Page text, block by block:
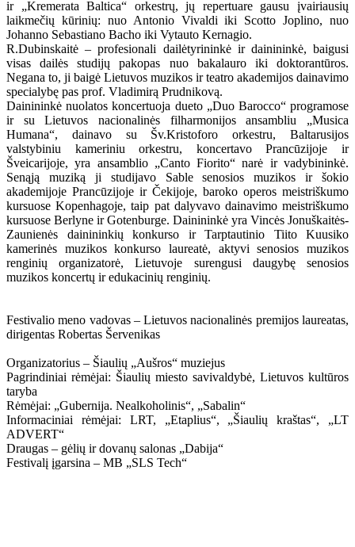
ir „Kremerata Baltica“ orkestrų, jų repertuare gausu įvairiausių
laikmečių kūrinių: nuo Antonio Vivaldi iki Scotto Joplino, nuo
Johanno Sebastiano Bacho iki Vytauto Kernagio.
R.Dubinskaitė – profesionali dailėtyrininkė ir dainininkė, baigusi
visas dailės studijų pakopas nuo bakalauro iki doktorantūros.
Negana to, ji baigė Lietuvos muzikos ir teatro akademijos dainavimo
specialybę pas prof. Vladimirą Prudnikovą.
Dainininkė nuolatos koncertuoja dueto „Duo Barocco“ programose
ir su Lietuvos nacionalinės filharmonijos ansambliu „Musica
Humana“, dainavo su Šv.Kristoforo orkestru, Baltarusijos
valstybiniu kameriniu orkestru, koncertavo Prancūzijoje ir
Šveicarijoje, yra ansamblio „Canto Fiorito“ narė ir vadybininkė.
Senąją muziką ji studijavo Sable senosios muzikos ir šokio
akademijoje Prancūzijoje ir Čekijoje, baroko operos meistriškumo
kursuose Kopenhagoje, taip pat dalyvavo dainavimo meistriškumo
kursuose Berlyne ir Gotenburge. Dainininkė yra Vincės Jonuškaitės-
Zaunienės dainininkių konkurso ir Tarptautinio Tiito Kuusiko
kamerinės muzikos konkurso laureatė, aktyvi senosios muzikos
renginių organizatorė, Lietuvoje surengusi daugybę senosios
muzikos koncertų ir edukacinių renginių.
Festivalio meno vadovas – Lietuvos nacionalinės premijos laureatas,
dirigentas Robertas Šervenikas
Organizatorius – Šiaulių „Aušros“ muziejus
Pagrindiniai rėmėjai: Šiaulių miesto savivaldybė, Lietuvos kultūros
taryba
Rėmėjai: „Gubernija. Nealkoholinis“, „Sabalin“
Informaciniai rėmėjai: LRT, „Etaplius“, „Šiaulių kraštas“, „LT
ADVERT“
Draugas – gėlių ir dovanų salonas „Dabija“
Festivalį įgarsina – MB „SLS Tech“